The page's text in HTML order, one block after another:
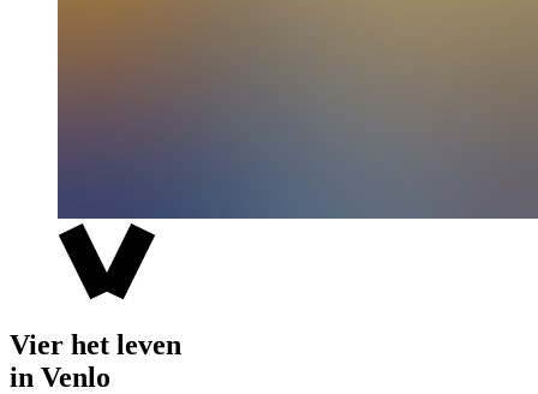
Vier het leven
in Venlo